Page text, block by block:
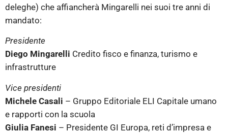
deleghe) che affiancherà Mingarelli nei suoi tre anni di
mandato:
Presidente
Diego Mingarelli Credito fisco e finanza, turismo e
infrastrutture
Vice presidenti
Michele Casali – Gruppo Editoriale ELI Capitale umano
e rapporti con la scuola
Giulia Fanesi – Presidente GI Europa, reti d’impresa e